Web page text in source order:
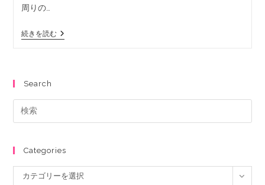
周りの…
続きを読む
Search
Categories
カテゴリーを選択